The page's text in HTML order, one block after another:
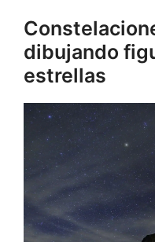
dibujando
estrellas